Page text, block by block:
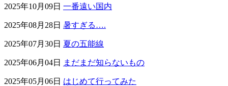
2025年10月09日 一番遠い国内
2025年08月28日 暑すぎる….
2025年07月30日 夏の五能線
2025年06月04日 まだまだ知らないもの
2025年05月06日 はじめて行ってみた